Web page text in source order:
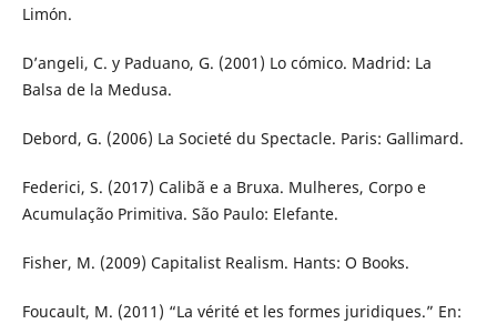
Limón.
D’angeli, C. y Paduano, G. (2001) Lo cómico. Madrid: La
Balsa de la Medusa.
Debord, G. (2006) La Societé du Spectacle. Paris: Gallimard.
Federici, S. (2017) Calibã e a Bruxa. Mulheres, Corpo e
Acumulação Primitiva. São Paulo: Elefante.
Fisher, M. (2009) Capitalist Realism. Hants: O Books.
Foucault, M. (2011) “La vérité et les formes juridiques.” En: